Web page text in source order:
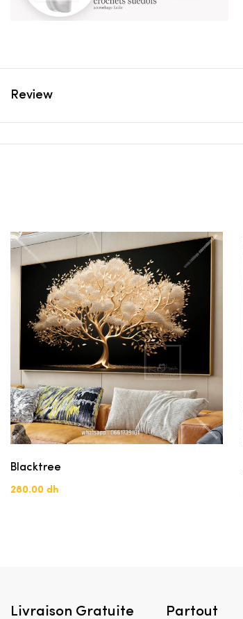
Review
Blacktree
280.00 dh
Livraison Gratuite Partout